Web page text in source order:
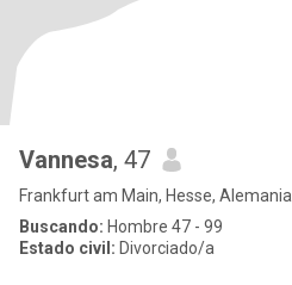
Vannesa, 47
Frankfurt am Main, Hesse, Alemania
Buscando: Hombre 47 - 99
Estado civil: Divorciado/a